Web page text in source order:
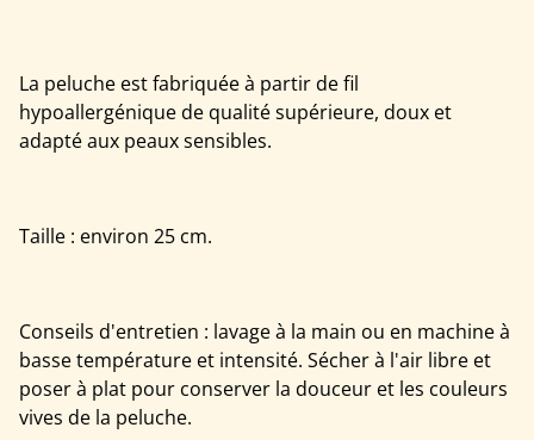
La peluche est fabriquée à partir de fil
hypoallergénique de qualité supérieure, doux et
adapté aux peaux sensibles.
Taille : environ 25 cm.
Conseils d'entretien : lavage à la main ou en machine à
basse température et intensité. Sécher à l'air libre et
poser à plat pour conserver la douceur et les couleurs
vives de la peluche.